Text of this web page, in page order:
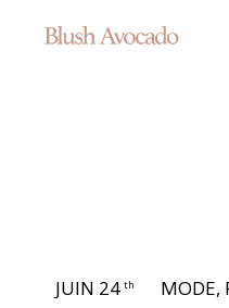
JUIN 24 th MODE,